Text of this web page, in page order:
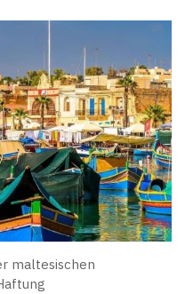
maltesischen